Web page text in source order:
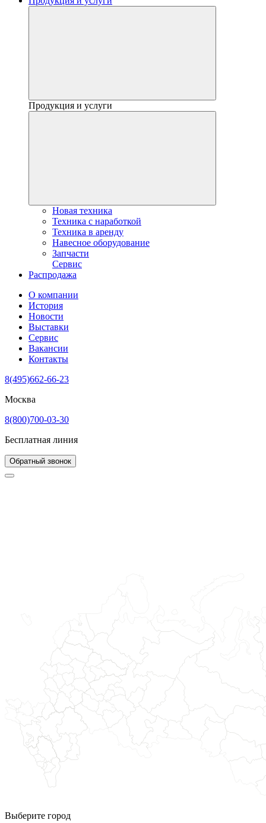
Продукция и услуги
Новая техника
Техника с наработкой
Техника в аренду
Навесное оборудование
Запчасти
Сервис
Распродажа
О компании
История
Новости
Выставки
Сервис
Вакансии
Контакты
8(495)662-66-23
Москва
8(800)700-03-30
Бесплатная линия
Обратный звонок
Выберите город